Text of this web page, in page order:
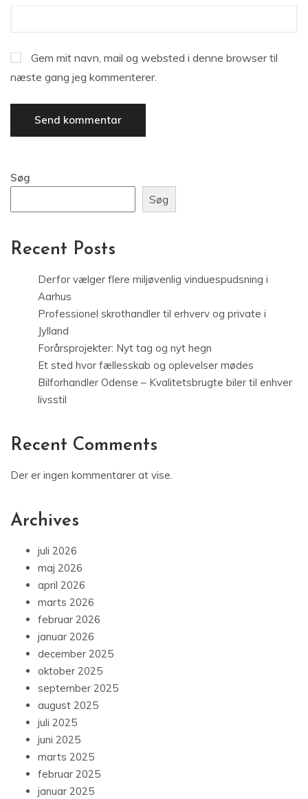
Gem mit navn, mail og websted i denne browser til
næste gang jeg kommenterer.
Søg
Søg
Recent Posts
Derfor vælger flere miljøvenlig vinduespudsning i
Aarhus
Professionel skrothandler til erhverv og private i
Jylland
Forårsprojekter: Nyt tag og nyt hegn
Et sted hvor fællesskab og oplevelser mødes
Bilforhandler Odense – Kvalitetsbrugte biler til enhver
livsstil
Recent Comments
Der er ingen kommentarer at vise.
Archives
juli 2026
maj 2026
april 2026
marts 2026
februar 2026
januar 2026
december 2025
oktober 2025
september 2025
august 2025
juli 2025
juni 2025
marts 2025
februar 2025
januar 2025